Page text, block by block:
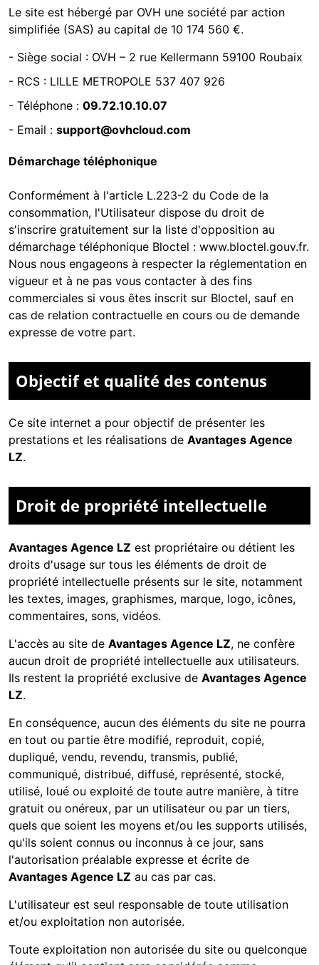
Le site est hébergé par OVH une société par action
simplifiée (SAS) au capital de 10 174 560 €.
- Siège social : OVH – 2 rue Kellermann 59100 Roubaix
- RCS : LILLE METROPOLE 537 407 926
- Téléphone : 09.72.10.10.07
- Email : support@ovhcloud.com
Démarchage téléphonique
Conformément à l'article L.223-2 du Code de la
consommation, l'Utilisateur dispose du droit de
s'inscrire gratuitement sur la liste d'opposition au
démarchage téléphonique Bloctel : www.bloctel.gouv.fr.
Nous nous engageons à respecter la réglementation en
vigueur et à ne pas vous contacter à des fins
commerciales si vous êtes inscrit sur Bloctel, sauf en
cas de relation contractuelle en cours ou de demande
expresse de votre part.
Objectif et qualité des contenus
Ce site internet a pour objectif de présenter les
prestations et les réalisations de Avantages Agence
LZ.
Droit de propriété intellectuelle
Avantages Agence LZ est propriétaire ou détient les
droits d'usage sur tous les éléments de droit de
propriété intellectuelle présents sur le site, notamment
les textes, images, graphismes, marque, logo, icônes,
commentaires, sons, vidéos.
L'accès au site de Avantages Agence LZ, ne confère
aucun droit de propriété intellectuelle aux utilisateurs.
Ils restent la propriété exclusive de Avantages Agence
LZ.
En conséquence, aucun des éléments du site ne pourra
en tout ou partie être modifié, reproduit, copié,
dupliqué, vendu, revendu, transmis, publié,
communiqué, distribué, diffusé, représenté, stocké,
utilisé, loué ou exploité de toute autre manière, à titre
gratuit ou onéreux, par un utilisateur ou par un tiers,
quels que soient les moyens et/ou les supports utilisés,
qu'ils soient connus ou inconnus à ce jour, sans
l'autorisation préalable expresse et écrite de
Avantages Agence LZ au cas par cas.
L'utilisateur est seul responsable de toute utilisation
et/ou exploitation non autorisée.
Toute exploitation non autorisée du site ou quelconque